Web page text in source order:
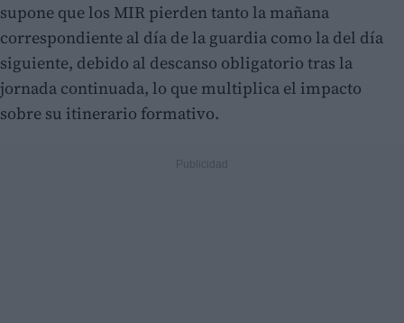
supone que los MIR pierden tanto la mañana
correspondiente al día de la guardia como la del día
siguiente, debido al descanso obligatorio tras la
jornada continuada, lo que multiplica el impacto
sobre su itinerario formativo.